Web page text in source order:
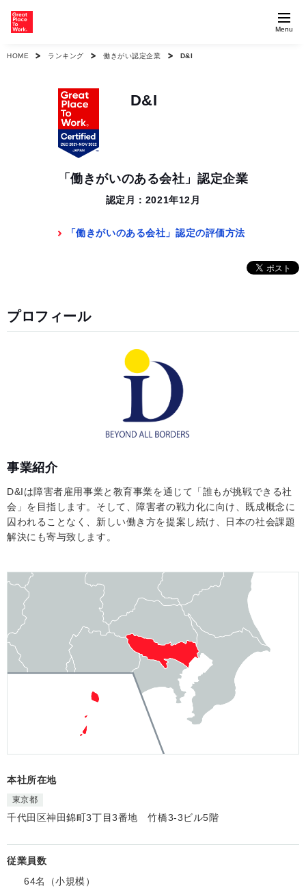
Menu
HOME ランキング 働きがい認定企業 D&I
D&I
「働きがいのある会社」認定企業
認定月：2021年12月
「働きがいのある会社」認定の評価方法
プロフィール
事業紹介
D&Iは障害者雇用事業と教育事業を通じて「誰もが挑戦できる社
会」を目指します。そして、障害者の戦力化に向け、既成概念に
囚われることなく、新しい働き方を提案し続け、日本の社会課題
解決にも寄与致します。
本社所在地
東京都
千代田区神田錦町3丁目3番地 竹橋3-3ビル5階
従業員数
64名（小規模）